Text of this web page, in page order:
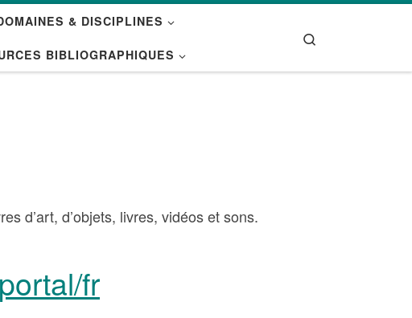
& DISCIPLINES
BIBLIOGRAPHIQUES
d’art, d’objets, livres, vidéos et sons.
fr